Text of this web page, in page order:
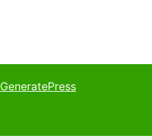
GeneratePress